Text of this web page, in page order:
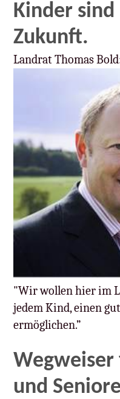
Kinder sind
Zukunft.
Landrat Thomas
"Wir wollen hier im
jedem Kind, einen
ermöglichen.”
und